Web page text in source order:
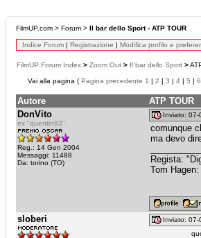
FilmUP.com > Forum > Il bar dello Sport - ATP TOUR
Indice Forum | Registrazione | Modifica profilo e
FilmUP Forum Index > Zoom Out > Il bar dello Sport >
Vai alla pagina ( Pagina precedente 1 | 2 | 3 | 4 | 5 | 6
Autore
ATP TOUR
DonVito
ex "quentin83"
Reg.: 14 Gen 2004
Messaggi: 11488
Da: torino (TO)
Inviato:
comunque
ma devo
Regista:
Tom
sloberi
Inviato: